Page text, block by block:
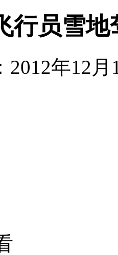
行员雪
2012年12月